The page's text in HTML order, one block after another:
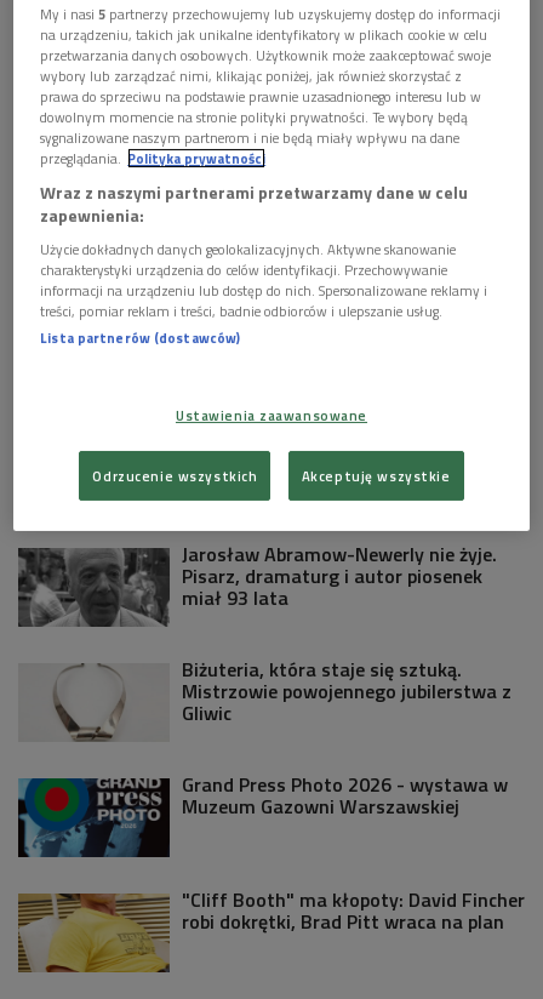
Obserwuj nas na
Google News
16 listopada 2009, godz. 19:30
10 listopada minęła 40. rocznica śmierci Tadeusza Peipera -
poety, krytyka literackiego, teoretyka poezji, eseisty,
założyciela i redaktora czasopisma "Zwrotnica", autora
programu poetyckiego Awangardy Krakowskiej. W
poniedziałek przypominamy archiwalne słuchowisko
dokumentalne Jerzego Tuszewskiego - "O szamanie sztuki
XX wieku."
Zobacz więcej na temat: jerzy tuszewski tadeusz peiper
Jarosław Abramow-Newerly nie żyje.
Pisarz, dramaturg i autor piosenek
miał 93 lata
Biżuteria, która staje się sztuką.
Mistrzowie powojennego jubilerstwa z
Gliwic
Grand Press Photo 2026 - wystawa w
Muzeum Gazowni Warszawskiej
"Cliff Booth" ma kłopoty: David Fincher
robi dokrętki, Brad Pitt wraca na plan
My i nasi5 partnerzy przechowujemy lub uzyskujemy dostęp do informacji
na urządzeniu, takich jak unikalne identyfikatory w plikach cookie w celu
przetwarzania danych osobowych. Użytkownik może zaakceptować swoje
wybory lub zarządzać nimi, klikając poniżej, jak również skorzystać z
prawa do sprzeciwu na podstawie prawnie uzasadnionego interesu lub w
dowolnym momencie na stronie polityki prywatności. Te wybory będą
sygnalizowane naszym partnerom i nie będą miały wpływu na dane
przeglądania. Polityka prywatności
Wraz z naszymi partnerami przetwarzamy dane w celu
zapewnienia:
Użycie dokładnych danych geolokalizacyjnych. Aktywne skanowanie
charakterystyki urządzenia do celów identyfikacji. Przechowywanie
informacji na urządzeniu lub dostęp do nich. Spersonalizowane reklamy i
treści, pomiar reklam i treści, badnie odbiorców i ulepszanie usług.
Lista partnerów (dostawców)
Ustawienia zaawansowane
Odrzucenie wszystkich Akceptuję wszystkie